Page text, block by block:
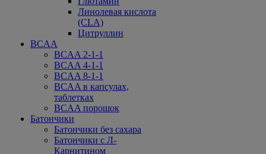
Линолевая кислота
(CLA)
Цитруллин
BCAA
BCAA 2-1-1
BCAA 4-1-1
BCAA 8-1-1
BCAA в капсулах,
таблетках
BCAA порошок
Батончики
Батончики без сахара
Батончики с Л-
Карнитином